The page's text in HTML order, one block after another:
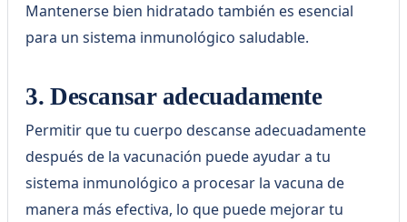
Mantenerse bien hidratado también es esencial
para un sistema inmunológico saludable.
3. Descansar adecuadamente
Permitir que tu cuerpo descanse adecuadamente
después de la vacunación puede ayudar a tu
sistema inmunológico a procesar la vacuna de
manera más efectiva, lo que puede mejorar tu